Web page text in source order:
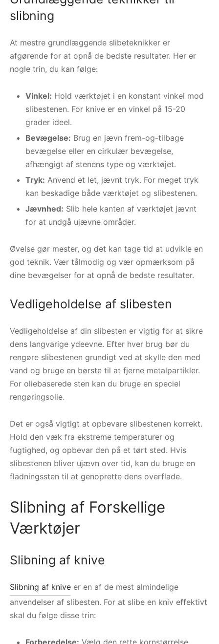
slibning
At mestre grundlæggende slibeteknikker er
afgørende for at opnå de bedste resultater. Her er
nogle trin, du kan følge:
Vinkel: Hold værktøjet i en konstant vinkel mod
slibestenen. For knive er en vinkel på 15-20
grader ideel.
Bevægelse: Brug en jævn frem-og-tilbage
bevægelse eller en cirkulær bevægelse,
afhængigt af stenens type og værktøjet.
Tryk: Anvend et let, jævnt tryk. For meget tryk
kan beskadige både værktøjet og slibestenen.
Jævnhed: Slib hele kanten af værktøjet jævnt
for at undgå ujævne områder.
Øvelse gør mester, og det kan tage tid at udvikle en
god teknik. Vær tålmodig og vær opmærksom på
dine bevægelser for at opnå de bedste resultater.
Vedligeholdelse af slibesten
Vedligeholdelse af din slibesten er vigtig for at sikre
dens langvarige ydeevne. Efter hver brug bør du
rengøre slibestenen grundigt ved at skylle den med
vand og bruge en børste til at fjerne metalpartikler.
For oliebaserede sten kan du bruge en speciel
rengøringsolie.
Det er også vigtigt at opbevare slibestenen korrekt.
Hold den væk fra ekstreme temperaturer og
fugtighed, og opbevar den på et tørt sted. Hvis
slibestenen bliver ujævn over tid, kan du bruge en
fladningssten til at genoprette dens overflade.
Slibning af Forskellige
Værktøjer
Slibning af knive
Slibning af knive er en af de mest almindelige
anvendelser af slibesten. For at slibe en kniv effektivt
skal du følge disse trin:
Forberedelse: Vælg den rette kornstørrelse